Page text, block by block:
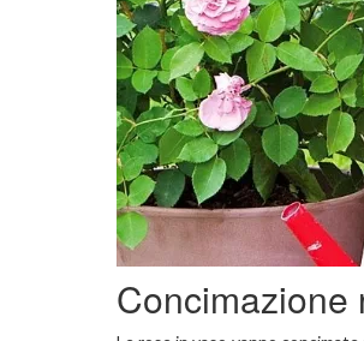
Concimazione